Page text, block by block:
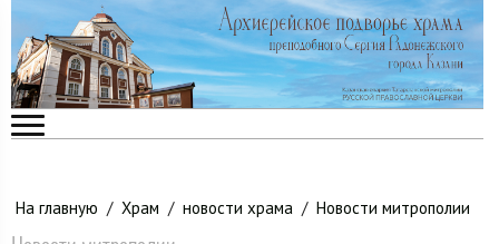
На главную / Храм / новости храма / Новости митрополии